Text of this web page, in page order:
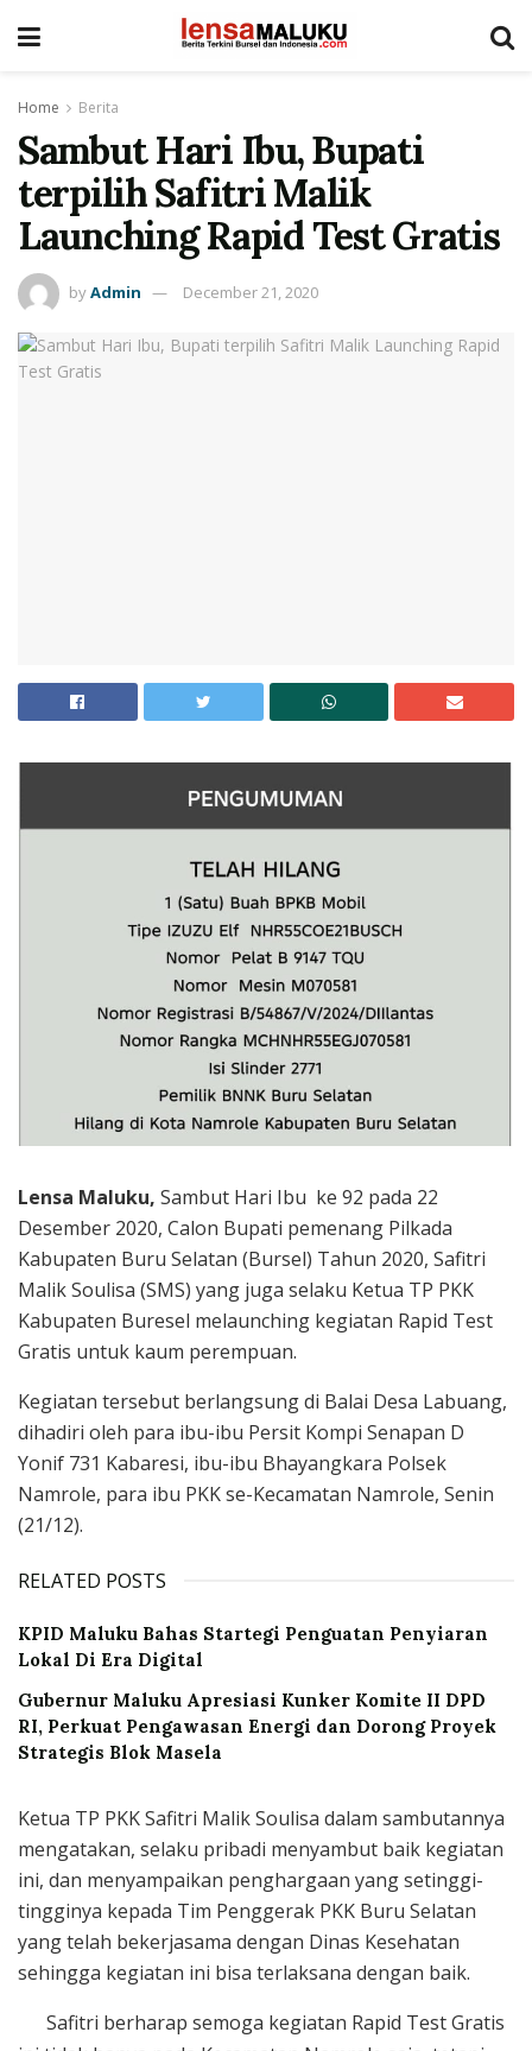
Home Berita
Sambut Hari Ibu, Bupati
terpilih Safitri Malik
Launching Rapid Test Gratis
byAdmin December 21, 2020
Lensa Maluku, Sambut Hari Ibu ke 92 pada 22
Desember 2020, Calon Bupati pemenang Pilkada
Kabupaten Buru Selatan (Bursel) Tahun 2020, Safitri
Malik Soulisa (SMS) yang juga selaku Ketua TP PKK
Kabupaten Buresel melaunching kegiatan Rapid Test
Gratis untuk kaum perempuan.
Kegiatan tersebut berlangsung di Balai Desa Labuang,
dihadiri oleh para ibu-ibu Persit Kompi Senapan D
Yonif 731 Kabaresi, ibu-ibu Bhayangkara Polsek
Namrole, para ibu PKK se-Kecamatan Namrole, Senin
(21/12).
RELATED POSTS
KPID Maluku Bahas Startegi Penguatan Penyiaran
Lokal Di Era Digital
Gubernur Maluku Apresiasi Kunker Komite II DPD
RI, Perkuat Pengawasan Energi dan Dorong Proyek
Strategis Blok Masela
Ketua TP PKK Safitri Malik Soulisa dalam sambutannya
mengatakan, selaku pribadi menyambut baik kegiatan
ini, dan menyampaikan penghargaan yang setinggi-
tingginya kepada Tim Penggerak PKK Buru Selatan
yang telah bekerjasama dengan Dinas Kesehatan
sehingga kegiatan ini bisa terlaksana dengan baik.
Safitri berharap semoga kegiatan Rapid Test Gratis